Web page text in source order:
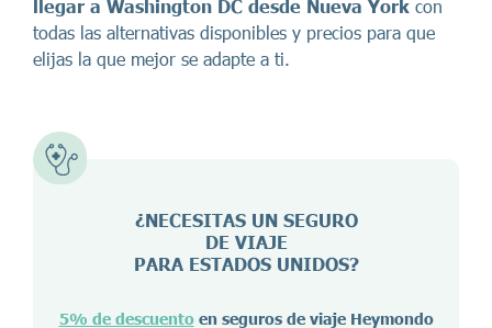
llegar a Washington DC desde Nueva York con
todas las alternativas disponibles y precios para que
elijas la que mejor se adapte a ti.
¿NECESITAS UN SEGURO
DE VIAJE
PARA ESTADOS UNIDOS?
5% de descuentoen seguros de viaje Heymondo